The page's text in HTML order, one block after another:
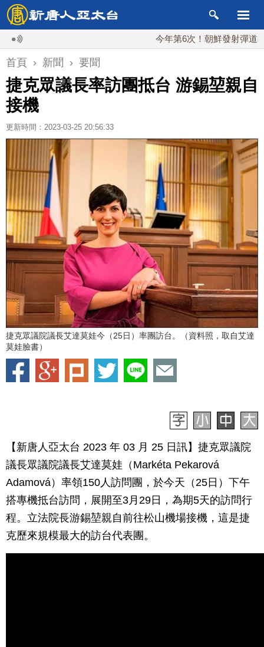
今年第6次！朝鮮發射彈道導彈 落
首頁 › 新聞 › 要聞
捷克眾議長率訪團抵台 游錫堃親自
接機
更新時間：2023-03-25 20:56:33
捷克眾議院議長艾達莫娃今（25日）率團訪台。（資料照，取自艾達
莫娃臉書）
【新唐人亞太台 2023 年 03 月 25 日訊】捷克眾議院
議長眾議院議長艾達莫娃（Markéta Pekarová
Adamová）率領150人訪問團，於今天（25日）下午
搭專機抵台訪問，展開至3月29日，為期5天的訪問行
程。立法院長游錫堃親自前往松山機場接機，這是捷
克歷來規模最大的訪台代表團。